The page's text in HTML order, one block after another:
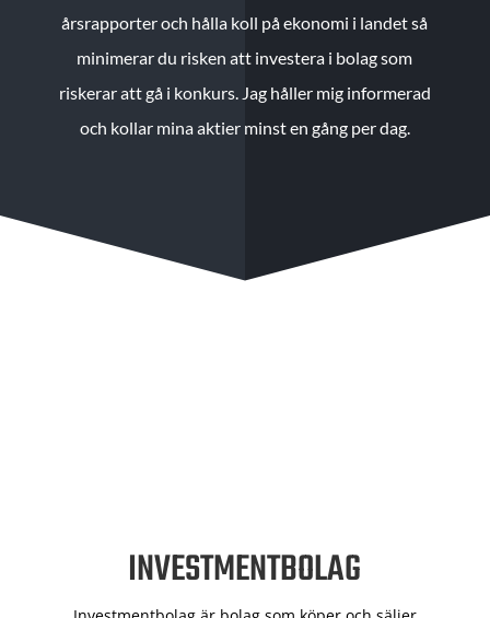
årsrapporter och hålla koll på ekonomi i landet så
minimerar du risken att investera i bolag som
riskerar att gå i konkurs. Jag håller mig informerad
och kollar mina aktier minst en gång per dag.
INVESTMENTBOLAG